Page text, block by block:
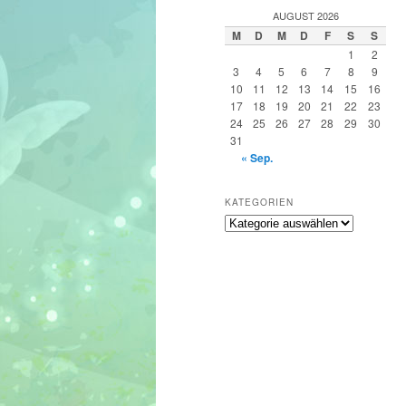
e
n
AUGUST 2026
M D M D F S S
1
2
3
4 5 6 7 8
9
10
11 12 13 14 15
16
17
18 19 20 21 22
23
24
25 26 27 28 29
30
31
« Sep.
KATEGORIEN
Kategorien